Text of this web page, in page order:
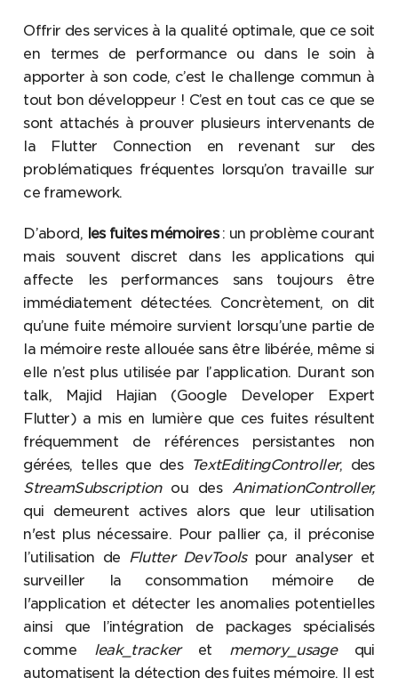
Offrir des services à la qualité optimale, que ce soit
en termes de performance ou dans le soin à
apporter à son code, c’est le challenge commun à
tout bon développeur ! C’est en tout cas ce que se
sont attachés à prouver plusieurs intervenants de
la Flutter Connection en revenant sur des
problématiques fréquentes lorsqu’on travaille sur
ce framework.
D’abord, les fuites mémoires: un problème courant
mais souvent discret dans les applications qui
affecte les performances sans toujours être
immédiatement détectées. Concrètement, on dit
qu’une fuite mémoire survient lorsqu’une partie de
la mémoire reste allouée sans être libérée, même si
elle n’est plus utilisée par l’application. Durant son
talk, Majid Hajian (Google Developer Expert
Flutter) a mis en lumière que ces fuites résultent
fréquemment de références persistantes non
gérées, telles que des TextEditingController, des
StreamSubscriptionou des AnimationController,
qui demeurent actives alors que leur utilisation
n'est plus nécessaire. Pour pallier ça, il préconise
l’utilisation de Flutter DevToolspour analyser et
surveiller la consommation mémoire de
l'application et détecter les anomalies potentielles
ainsi que l’intégration de packages spécialisés
comme leak_trackeret memory_usagequi
automatisent la détection des fuites mémoire. Il est